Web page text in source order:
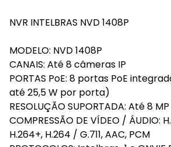
NVR INTELBRAS NVD 1408P
MODELO: NVD 1408P
CANAIS: Até 8 câmeras IP
PORTAS PoE: 8 portas PoE
até 25,5 W por porta)
RESOLUÇÃO SUPORTADA: Até 8
COMPRESSÃO DE VÍDEO / ÁUDIO:
H.264+, H.264 / G.711, AAC, PCM